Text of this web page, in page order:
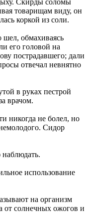
товарищам виду, он
коркой из соли.
обмахиваясь
его головой на
пострадавшего; дали
отвечал невнятно
в руках пестрой
врачом.
никогда не болел, но
Сидор
использование
на организм
от солнечных ожогов и